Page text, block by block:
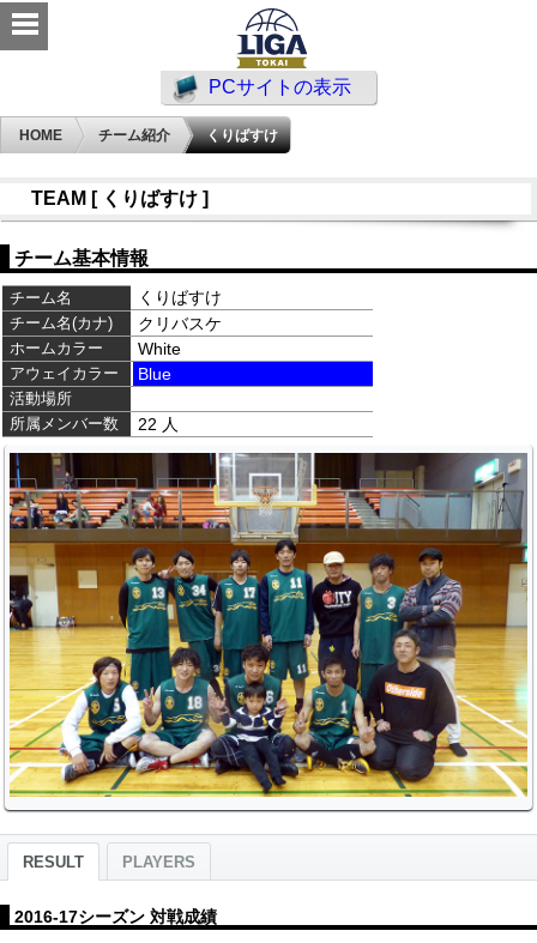
PCサイトの表示
HOME チーム紹介 くりばすけ
TEAM [ くりばすけ ]
チーム基本情報
チーム名 くりばすけ
チーム名(カナ) クリバスケ
ホームカラー White
アウェイカラー Blue
活動場所
所属メンバー数
22 人
RESULT PLAYERS
2016-17シーズン 対戦成績